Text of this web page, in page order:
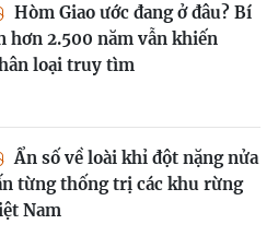
Hòm Giao ước đang ở đâu? Bí
hơn 2.500 năm vẫn khiến
loại truy tìm
Ẩn số về loài khỉ đột nặng nửa
từng thống trị các khu rừng
Nam